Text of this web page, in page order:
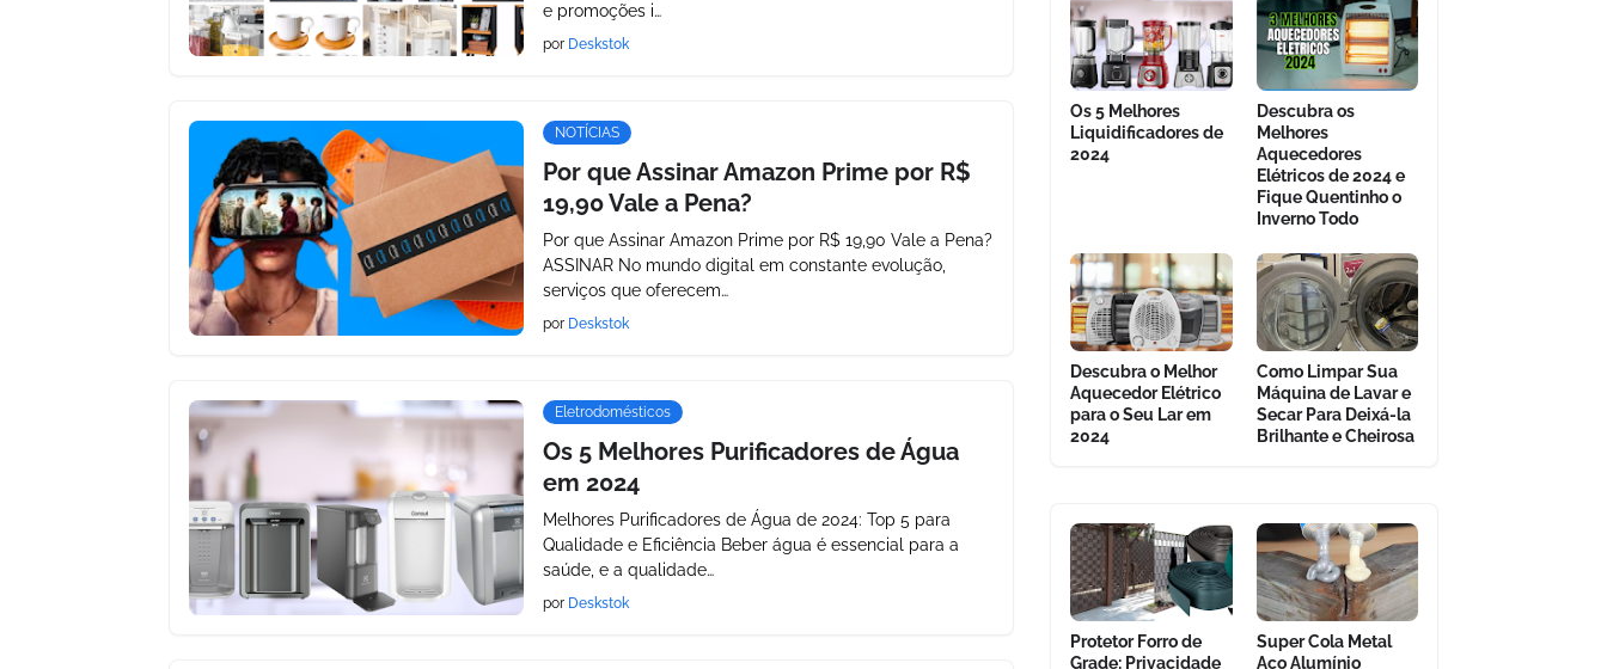
e promoções i…
por Deskstok
NOTÍCIAS
Por que Assinar Amazon Prime por R$
19,90 Vale a Pena?
Por que Assinar Amazon Prime por R$ 19,90 Vale a Pena?
ASSINAR No mundo digital em constante evolução,
serviços que oferecem…
por Deskstok
Eletrodomésticos
Os 5 Melhores Purificadores de Água
em 2024
Melhores Purificadores de Água de 2024: Top 5 para
Qualidade e Eficiência Beber água é essencial para a
saúde, e a qualidade…
por Deskstok
Os 5 Melhores
Liquidificadores de
2024
Descubra os
Melhores
Aquecedores
Elétricos de 2024 e
Fique Quentinho o
Inverno Todo
Descubra o Melhor
Aquecedor Elétrico
para o Seu Lar em
2024
Como Limpar Sua
Máquina de Lavar e
Secar Para Deixá-la
Brilhante e Cheirosa
Protetor Forro de
Grade: Privacidade
Super Cola Metal
Aço Alumínio